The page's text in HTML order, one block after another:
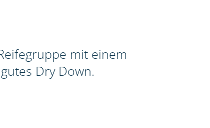
mit einem
Dry Down.